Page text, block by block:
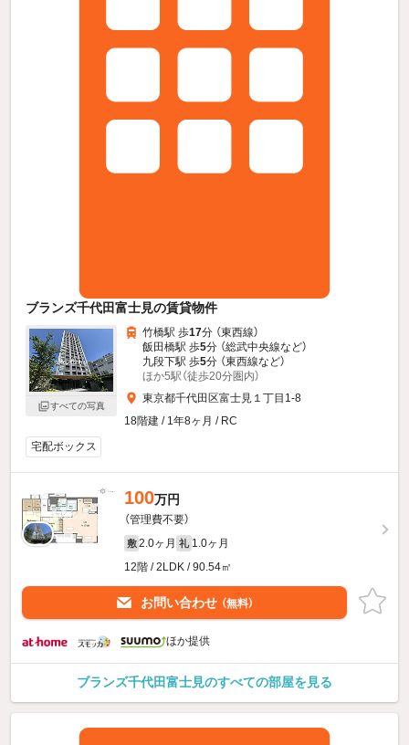
ブランズ千代田富士見の賃貸物件
すべての写真
竹橋駅 歩17分 （東西線）
飯田橋駅 歩5分 （総武中央線など）
九段下駅 歩5分 （東西線など）
ほか5駅（徒歩20分圏内）
東京都千代田区富士見１丁目1-8
18階建 / 1年8ヶ月 / RC
宅配ボックス
100万円
（管理費不要）
敷 2.0ヶ月 礼 1.0ヶ月
12階 / 2LDK / 90.54㎡
お問い合わせ （無料）
ほか提供
ブランズ千代田富士見のすべての部屋を見る